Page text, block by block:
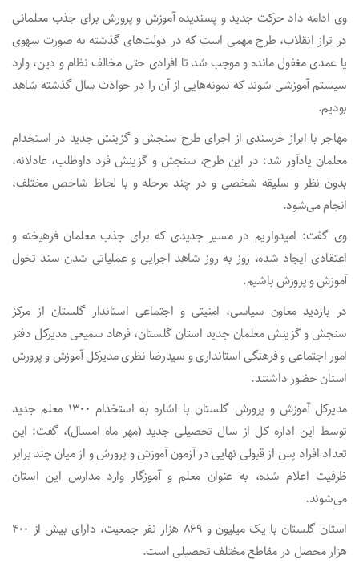
وی ادامه داد حرکت جدید و پسندیده آموزش و پرورش برای جذب معلمانی
در تراز انقلاب، طرح مهمی است که در دولت‌های گذشته به صورت سهوی
یا عمدی مغفول مانده و موجب شد تا افرادی حتی مخالف نظام و دین، وارد
سیستم آموزشی شوند که نمونه‌هایی از آن را در حوادث سال گذشته شاهد
بودیم.
مهاجر با ابراز خرسندی از اجرای طرح سنجش و گزینش جدید در استخدام
معلمان یادآور شد: در این طرح، سنجش و گزینش فرد داوطلب، عادلانه،
بدون نظر و سلیقه شخصی و در چند مرحله و با لحاظ شاخص مختلف،
انجام می‌شود.
وی گفت: امیدواریم در مسیر جدیدی که برای جذب معلمان فرهیخته و
اعتقادی ایجاد شده، روز به روز شاهد اجرایی و عملیاتی شدن سند تحول
آموزش و پرورش باشیم.
در بازدید معاون سیاسی، امنیتی و اجتماعی استاندار گلستان از مرکز
سنجش و گزینش معلمان جدید استان گلستان، فرهاد سمیعی مدیرکل دفتر
امور اجتماعی و فرهنگی استانداری و سیدرضا نظری مدیرکل آموزش و پرورش
استان حضور داشتند.
مدیرکل آموزش و پرورش گلستان با اشاره به استخدام ۱۳۰۰ معلم جدید
توسط این اداره کل از سال تحصیلی جدید (مهر ماه امسال)، گفت: این
تعداد افراد پس از قبولی نهایی در آزمون آموزش و پرورش و از میان چند برابر
ظرفیت اعلام شده، به عنوان معلم و آموزگار وارد مدارس این استان
می‌شوند.
استان گلستان با یک میلیون و ۸۶۹ هزار نفر جمعیت، دارای بیش از ۴۰۰
هزار محصل در مقاطع مختلف تحصیلی است.